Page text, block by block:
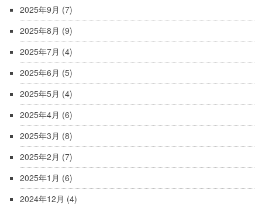
2025年9月 (7)
2025年8月 (9)
2025年7月 (4)
2025年6月 (5)
2025年5月 (4)
2025年4月 (6)
2025年3月 (8)
2025年2月 (7)
2025年1月 (6)
2024年12月 (4)